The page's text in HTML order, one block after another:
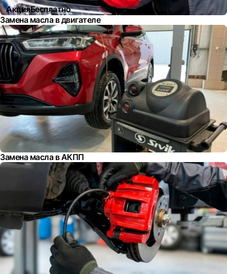
АкцияБесплатно
Замена масла в двигателе
Замена масла в АКПП